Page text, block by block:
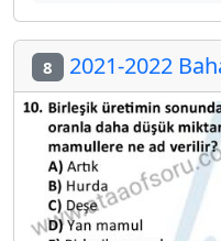
8 2021-2022